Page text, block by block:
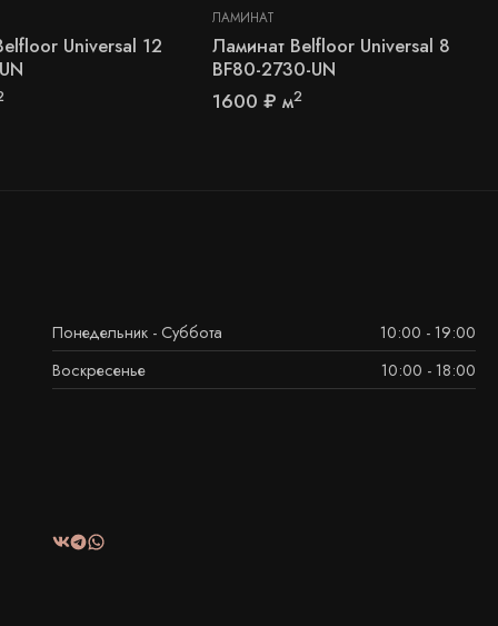
Universal 12
ЛАМИНАТ
Ламинат Belfloor Universal 8
BF80-2730-UN
1600₽ м2
Понедельник - Суббота
10:00 - 19:00
Воскресенье
10:00 - 18:00